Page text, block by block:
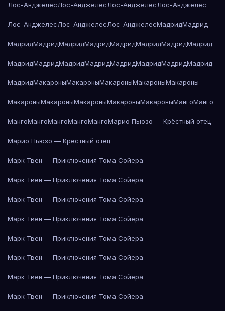
Лос-АнджелесЛос-АнджелесЛос-АнджелесЛос-Анджелес
Лос-АнджелесЛос-АнджелесЛос-АнджелесМадридМадрид
МадридМадридМадридМадридМадридМадридМадридМадрид
МадридМадридМадридМадридМадридМадридМадридМадрид
МадридМакароныМакароныМакароныМакароныМакароны
МакароныМакароныМакароныМакароныМакароныМангоМанго
МангоМангоМангоМангоМангоМарио Пьюзо — Крёстный отец
Марио Пьюзо — Крёстный отец
Марк Твен — Приключения Тома Сойера
Марк Твен — Приключения Тома Сойера
Марк Твен — Приключения Тома Сойера
Марк Твен — Приключения Тома Сойера
Марк Твен — Приключения Тома Сойера
Марк Твен — Приключения Тома Сойера
Марк Твен — Приключения Тома Сойера
Марк Твен — Приключения Тома Сойера